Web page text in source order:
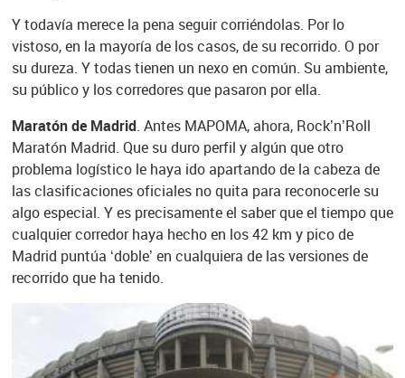
Y todavía merece la pena seguir corriéndolas. Por lo
vistoso, en la mayoría de los casos, de su recorrido. O por
su dureza. Y todas tienen un nexo en común. Su ambiente,
su público y los corredores que pasaron por ella.
Maratón de Madrid. Antes MAPOMA, ahora, Rock’n’Roll
Maratón Madrid. Que su duro perfil y algún que otro
problema logístico le haya ido apartando de la cabeza de
las clasificaciones oficiales no quita para reconocerle su
algo especial. Y es precisamente el saber que el tiempo que
cualquier corredor haya hecho en los 42 km y pico de
Madrid puntúa ‘doble’ en cualquiera de las versiones de
recorrido que ha tenido.